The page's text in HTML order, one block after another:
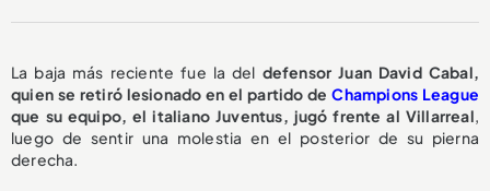
La baja más reciente fue la del defensor Juan David Cabal,
quien se retiró lesionado en el partido deChampions League
que su equipo, el italiano Juventus, jugó frente al Villarreal,
luego de sentir una molestia en el posterior de su pierna
derecha.